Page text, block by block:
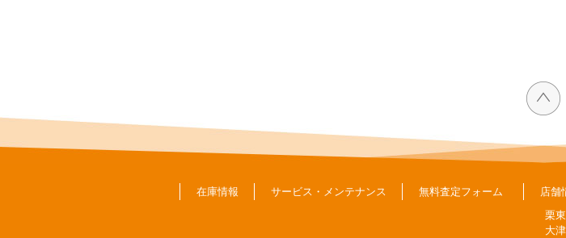
在庫情報 サービス・メンテナンス 無料査定フォーム
店舗
栗
大